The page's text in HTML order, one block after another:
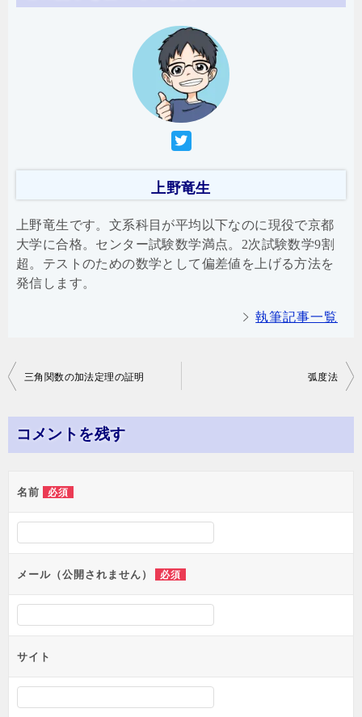
上野竜生
上野竜生です。文系科目が平均以下なのに現役で京都
大学に合格。センター試験数学満点。2次試験数学9割
超。テストのための数学として偏差値を上げる方法を
発信します。
執筆記事一覧
投
ナ
ビ
ン
三角関数の加法定理の証明 弧度法
コメントを残す
名前 必須
メール（公開されません） 必須
サイト